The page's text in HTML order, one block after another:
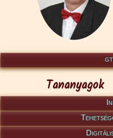
Tananyagok